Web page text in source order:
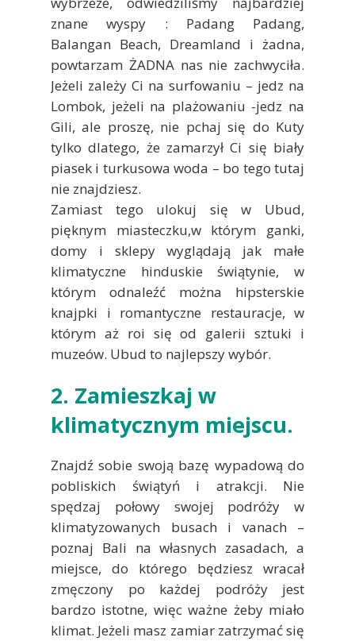
znane wyspy : Padang Padang,
Balangan Beach, Dreamland i żadna,
powtarzam ŻADNA nas nie zachwyciła.
Jeżeli zależy Ci na surfowaniu – jedz na
Lombok, jeżeli na plażowaniu -jedz na
Gili, ale proszę, nie pchaj się do Kuty
tylko dlatego, że zamarzył Ci się biały
piasek i turkusowa woda – bo tego tutaj
nie znajdziesz.
Zamiast tego ulokuj się w Ubud,
pięknym miasteczku,w którym ganki,
domy i sklepy wyglądają jak małe
klimatyczne hinduskie świątynie, w
którym odnaleźć można hipsterskie
knajpki i romantyczne restauracje, w
którym aż roi się od galerii sztuki i
muzeów. Ubud to najlepszy wybór.
2. Zamieszkaj w
klimatycznym miejscu.
Znajdź sobie swoją bazę wypadową do
pobliskich świątyń i atrakcji. Nie
spędzaj połowy swojej podróży w
klimatyzowanych busach i vanach –
poznaj Bali na własnych zasadach, a
miejsce, do którego będziesz wracał
zmęczony po każdej podróży jest
bardzo istotne, więc ważne żeby miało
klimat. Jeżeli masz zamiar zatrzymać się